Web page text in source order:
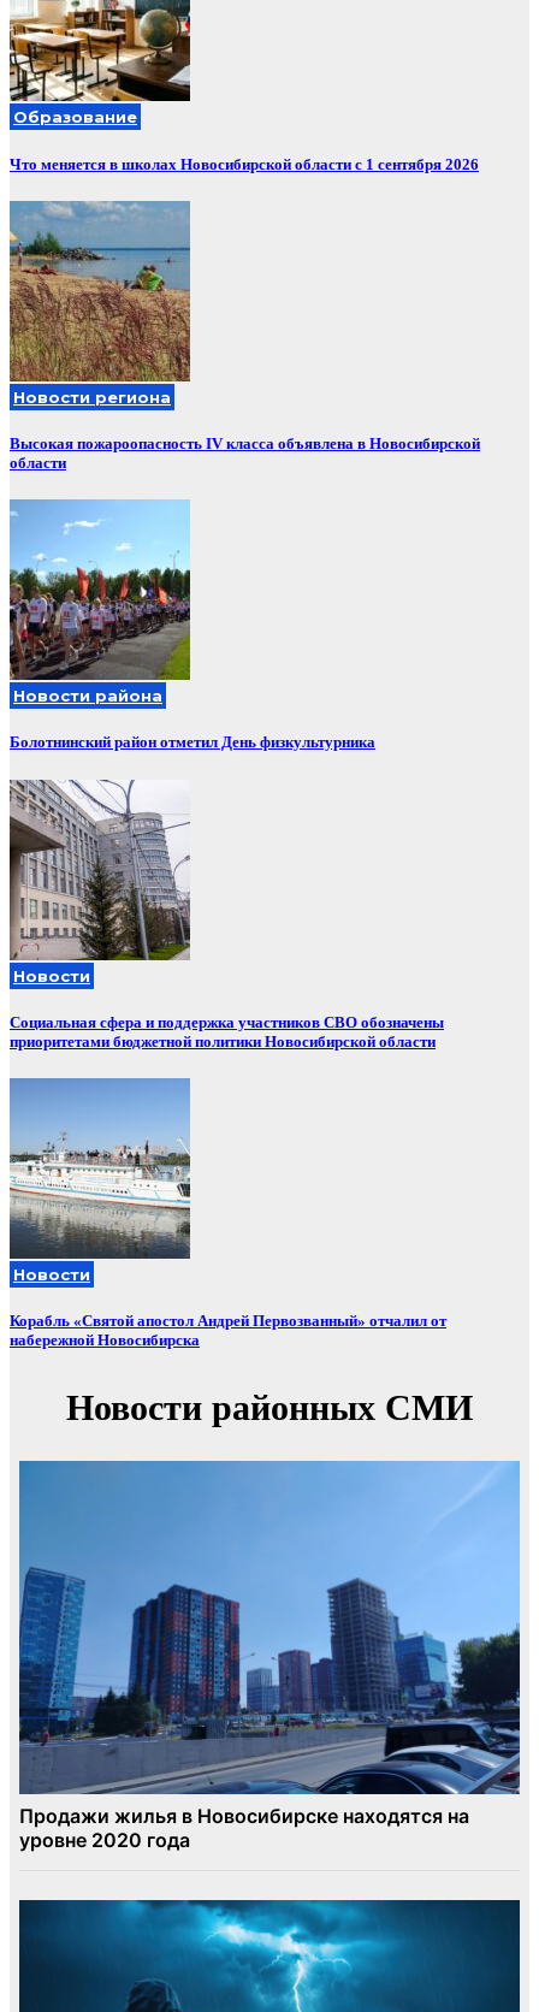
Образование
Что меняется в школах Новосибирской области с 1 сентября 2026
Новости региона
Высокая пожароопасность IV класса объявлена в Новосибирской
области
Новости района
Болотнинский район отметил День физкультурника
Новости
Социальная сфера и поддержка участников СВО обозначены
приоритетами бюджетной политики Новосибирской области
Новости
Корабль «Святой апостол Андрей Первозванный» отчалил от
набережной Новосибирска